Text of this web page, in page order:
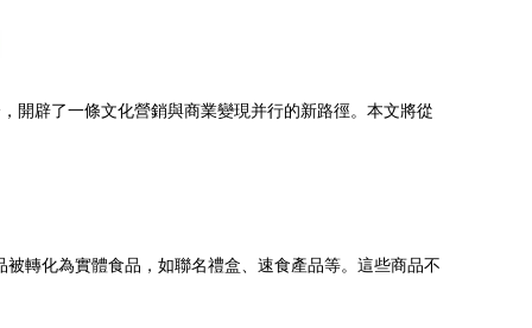
開辟了一條文化營銷與商業變現并行的新路徑。本文將從
被轉化為實體食品，如聯名禮盒、速食產品等。這些商品不